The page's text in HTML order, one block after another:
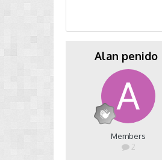
Alan penido
Members
2